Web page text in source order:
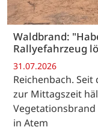
Waldbrand:
Rallyefahrzeug
31.07.2026
Reichenbach.
zur Mittagszeit
Vegetationsbrand
in Atem